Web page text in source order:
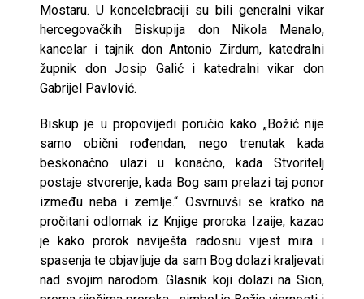
Mostaru. U koncelebraciji su bili generalni vikar
hercegovačkih Biskupija don Nikola Menalo,
kancelar i tajnik don Antonio Zirdum, katedralni
župnik don Josip Galić i katedralni vikar don
Gabrijel Pavlović.
Biskup je u propovijedi poručio kako „Božić nije
samo obični rođendan, nego trenutak kada
beskonačno ulazi u konačno, kada Stvoritelj
postaje stvorenje, kada Bog sam prelazi taj ponor
između neba i zemlje.“ Osvrnuvši se kratko na
pročitani odlomak iz Knjige proroka Izaije, kazao
je kako prorok naviješta radosnu vijest mira i
spasenja te objavljuje da sam Bog dolazi kraljevati
nad svojim narodom. Glasnik koji dolazi na Sion,